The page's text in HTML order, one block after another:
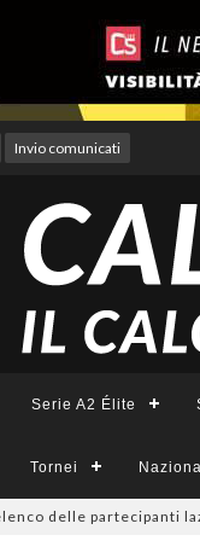
Invio comunicati
Serie A2 Élite
Tornei
partecipanti laziali 06/